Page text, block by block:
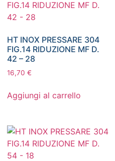
HT INOX PRESSARE 304
FIG.14 RIDUZIONE MF D.
42 – 28
16,70 €
Aggiungi al carrello